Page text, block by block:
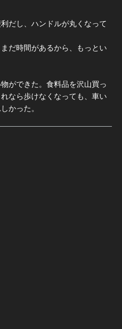
だし、ハンドルが丸くなって
だ時間があるから、もっとい
ができた。食料品を沢山買っ
なら歩けなくなっても、車い
かった。